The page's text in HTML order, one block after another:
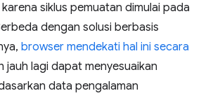
siklus pemuatan dimulai pada
dengan solusi berbasis
browser mendekati hal ini secara
jauh lagi dapat menyesuaikan
data pengalaman